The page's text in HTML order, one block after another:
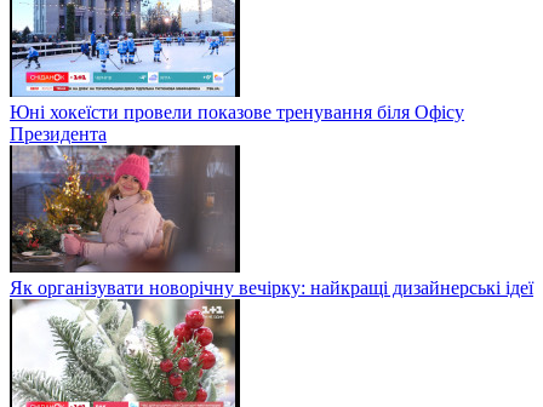
Юні хокеїсти провели показове тренування біля Офісу
Президента
Як організувати новорічну вечірку: найкращі дизайнерські ідеї